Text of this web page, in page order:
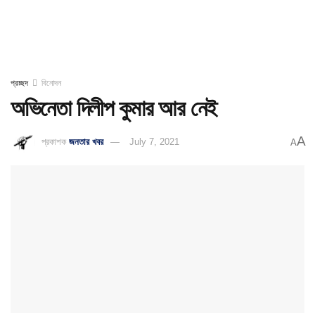
প্রচ্ছদ বিনোদন
অভিনেতা দিলীপ কুমার আর নেই
প্রকাশক জনতার খবর July 7, 2021 AA